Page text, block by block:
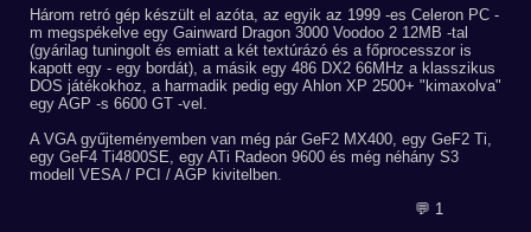
Három retró gép készült el azóta, az egyik az 1999 -es Celeron PC -
m megspékelve egy Gainward Dragon 3000 Voodoo 2 12MB -tal
(gyárilag tuningolt és emiatt a két textúrázó és a főprocesszor is
kapott egy - egy bordát), a másik egy 486 DX2 66MHz a klasszikus
DOS játékokhoz, a harmadik pedig egy Ahlon XP 2500+ "kimaxolva"
egy AGP -s 6600 GT -vel.
A VGA gyűjteményemben van még pár GeF2 MX400, egy GeF2 Ti,
egy GeF4 Ti4800SE, egy ATi Radeon 9600 és még néhány S3
modell VESA / PCI / AGP kivitelben.
💬 1